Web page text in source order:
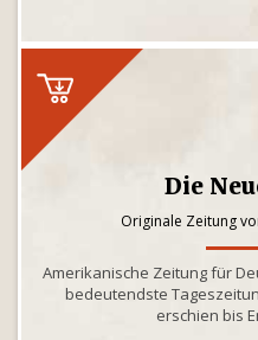
Die
Originale Zeitung
Amerikanische Zeitung für
bedeutendste
erschien bis